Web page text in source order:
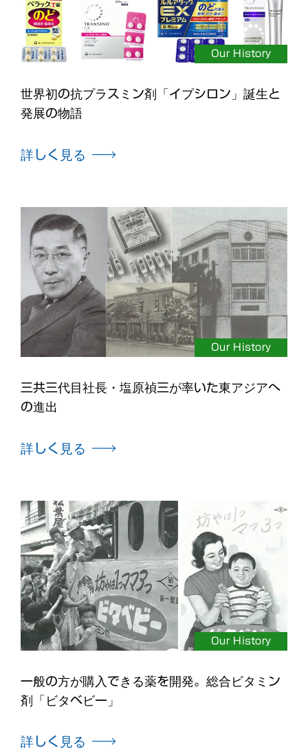
Our History
世界初の抗プラスミン剤「イプシロン」誕生と
発展の物語
詳しく見る
Our History
三共三代目社長・塩原禎三が率いた東アジアへ
の進出
詳しく見る
Our History
一般の方が購入できる薬を開発。総合ビタミン
剤「ビタベビー」
詳しく見る